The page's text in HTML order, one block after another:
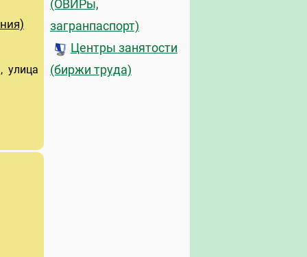
улица
(ОВИРы,
загранпаспорт)
Центры занятости
(биржи труда)